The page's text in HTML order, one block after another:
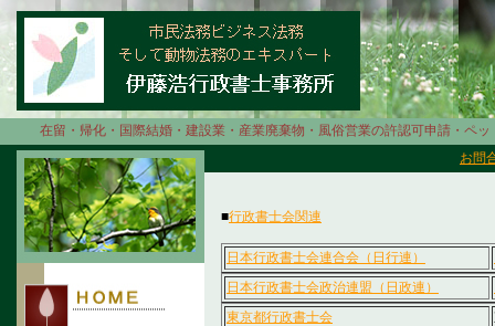
在留・帰化・国際結婚・建設業・産業廃棄物・風俗営業の許認可申請・ペ
お問
■行政書士会関連
日本行政書士会連合会（日行連）
日本行政書士会政治連盟（日政連）
東京都行政書士会